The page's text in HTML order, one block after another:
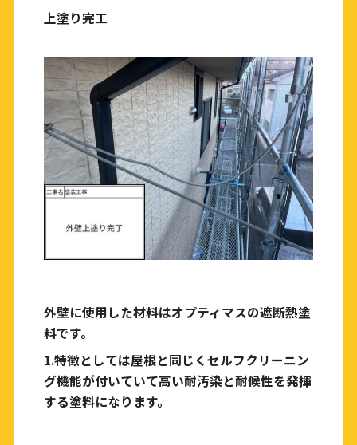
上塗り完工
外壁に使用した材料はオプティマスの遮断熱塗
料です。
1.特徴としては屋根と同じくセルフクリーニン
グ機能が付いていて高い耐汚染と耐候性を発揮
する塗料になります。